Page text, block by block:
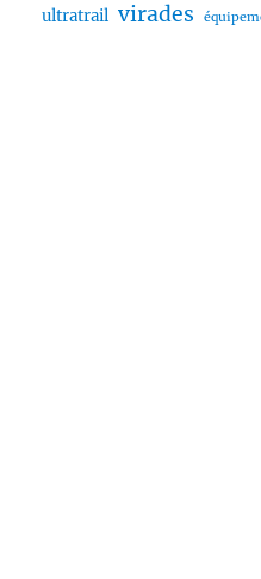
ultratrail virades